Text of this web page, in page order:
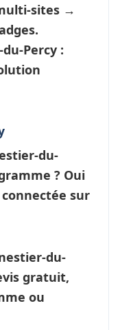
sites →
Percy :
du-
? Oui
sur
du-
gratuit,
ou